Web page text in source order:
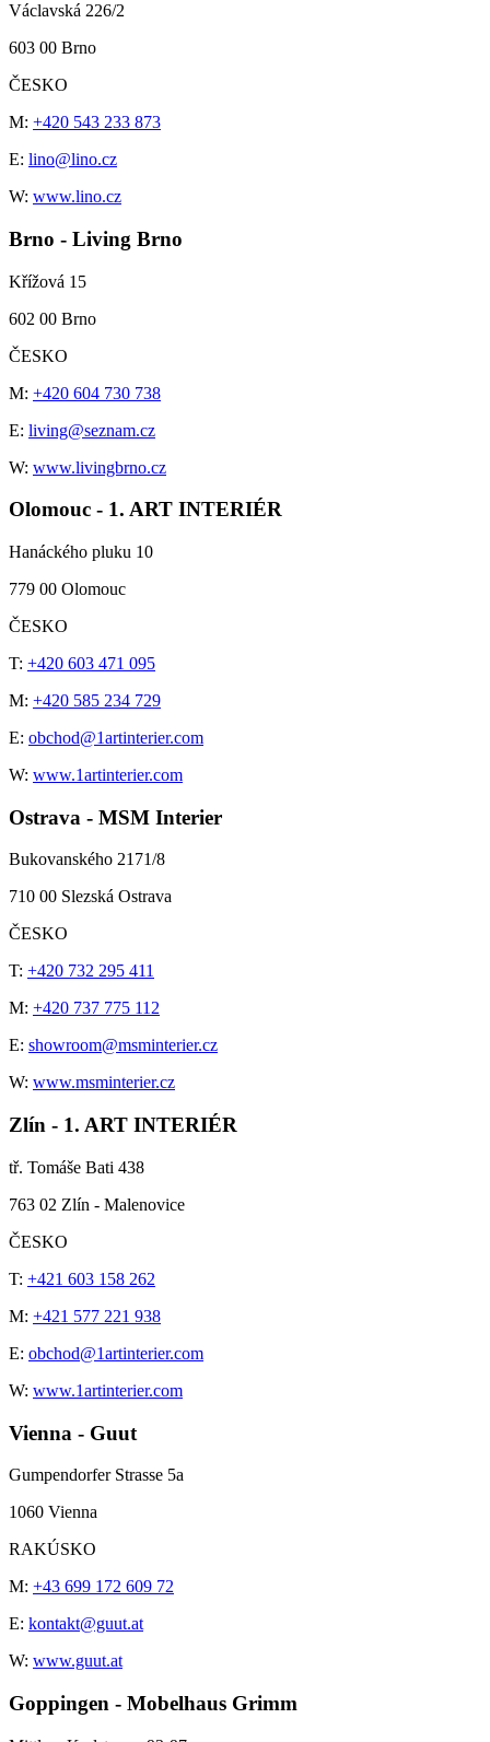
Václavská 226/2
603 00 Brno
ČESKO
M: +420 543 233 873
E: lino@lino.cz
W: www.lino.cz
Brno - Living Brno
Křížová 15
602 00 Brno
ČESKO
M: +420 604 730 738
E: living@seznam.cz
W: www.livingbrno.cz
Olomouc - 1. ART INTERIÉR
Hanáckého pluku 10
779 00 Olomouc
ČESKO
T: +420 603 471 095
M: +420 585 234 729
E: obchod@1artinterier.com
W: www.1artinterier.com
Ostrava - MSM Interier
Bukovanského 2171/8
710 00 Slezská Ostrava
ČESKO
T: +420 732 295 411
M: +420 737 775 112
E: showroom@msminterier.cz
W: www.msminterier.cz
Zlín - 1. ART INTERIÉR
tř. Tomáše Bati 438
763 02 Zlín - Malenovice
ČESKO
T: +421 603 158 262
M: +421 577 221 938
E: obchod@1artinterier.com
W: www.1artinterier.com
Vienna - Guut
Gumpendorfer Strasse 5a
1060 Vienna
RAKÚSKO
M: +43 699 172 609 72
E: kontakt@guut.at
W: www.guut.at
Goppingen - Mobelhaus Grimm